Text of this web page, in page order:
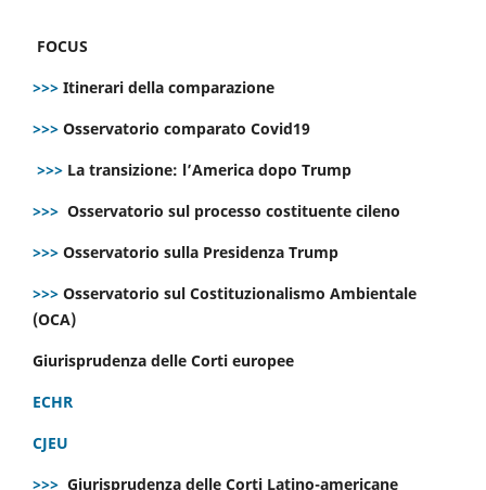
FOCUS
>>> Itinerari della comparazione
>>> Osservatorio comparato Covid19
>>> La transizione: l’America dopo Trump
>>> Osservatorio sul processo costituente cileno
>>> Osservatorio sulla Presidenza Trump
>>> Osservatorio sul Costituzionalismo Ambientale
(OCA)
Giurisprudenza delle Corti europee
ECHR
CJEU
>>> Giurisprudenza delle Corti Latino-americane